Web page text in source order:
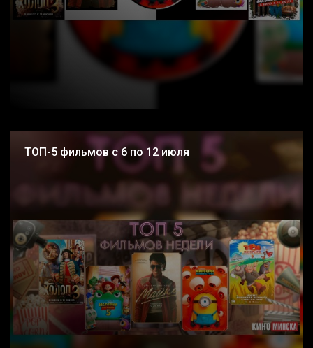
ТОП-5 фильмов с 6 по 12 июля